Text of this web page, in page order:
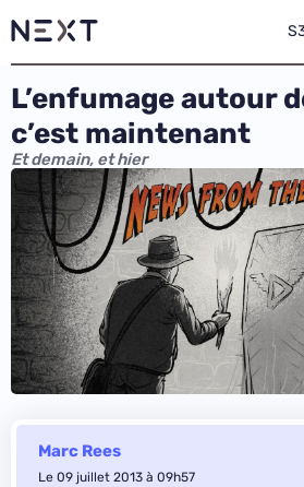
L’enfumage autour
c’est maintenant
Et demain, et hier
Marc Rees
Le 09 juillet 2013 à 09h57